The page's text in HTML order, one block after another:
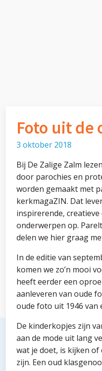
Foto uit de
3 oktober 2018
Bij De Zalige Zalm
door parochies en
worden gemaakt met
kerkmagaZIN. Dat
inspirerende,
onderwerpen op.
delen we hier graag
In de editie van
komen we zo’n mooi
heeft eerder een
aanleveren van oude
oude foto uit 1946 van
De kinderkopjes zijn
aan de mode uit lang
wat je doet, is kijken
zijn. Een oud